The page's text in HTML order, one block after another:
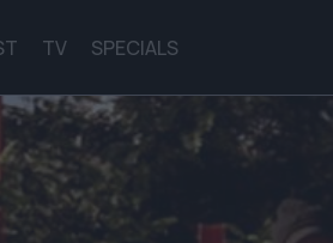
TV SPECIALS